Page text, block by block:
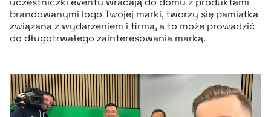
brandowanymi logo Twojej marki, tworzy się pamiątka
związana z wydarzeniem i firmą, a to może prowadzić
do długotrwałego zainteresowania marką.